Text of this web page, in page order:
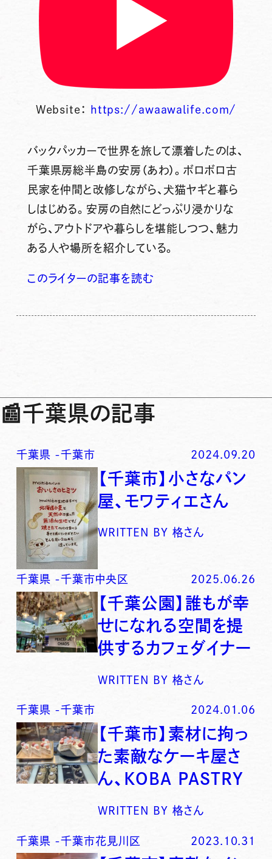
Website： https://awaawalife.com/
バックパッカーで世界を旅して漂着したのは、
千葉県房総半島の安房（あわ）。ボロボロ古
民家を仲間と改修しながら、犬猫ヤギと暮ら
しはじめる。安房の自然にどっぷり浸かりな
がら、アウトドアや暮らしを堪能しつつ、魅力
ある人や場所を紹介している。
このライターの記事を読む
📰千葉県の記事
千葉県 -千葉市 2024.09.20
【千葉市】小さなパン
屋、モワティエさん
WRITTEN BY 格さん
千葉県 -千葉市中央区 2025.06.26
【千葉公園】誰もが幸
せになれる空間を提
供するカフェダイナー
WRITTEN BY 格さん
千葉県 -千葉市 2024.01.06
【千葉市】素材に拘っ
た素敵なケーキ屋さ
ん、KOBA PASTRY
WRITTEN BY 格さん
千葉県 -千葉市花見川区 2023.10.31